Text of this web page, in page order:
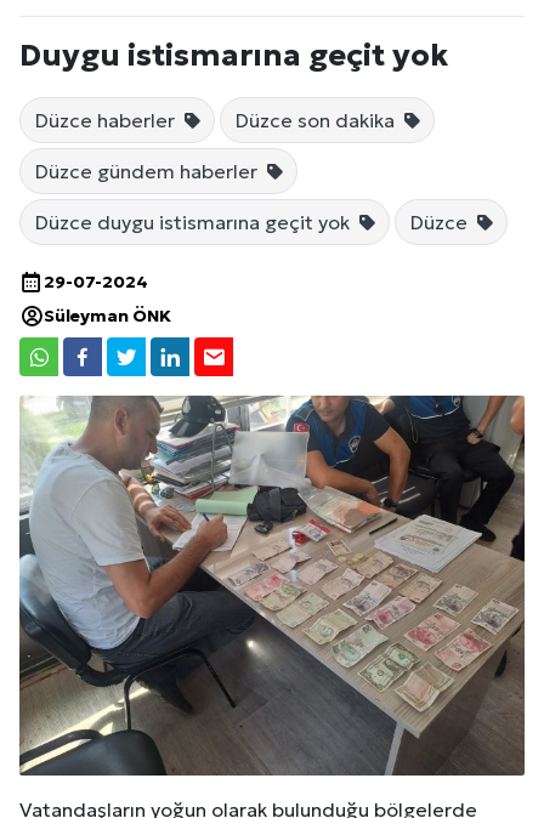
Duygu istismarına geçit yok
Düzce haberler Düzce son dakika
Düzce gündem haberler
Düzce duygu istismarına geçit yok Düzce
29-07-2024
Süleyman ÖNK
Vatandaşların yoğun olarak bulunduğu bölgelerde